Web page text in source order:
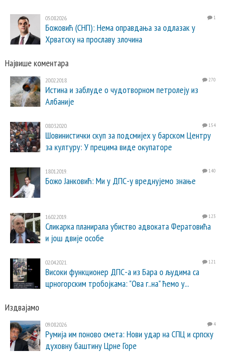
05.08.2026. 1
Божовић (СНП): Нема оправдања за одлазак у
Хрватску на прославу злочина
Највише коментара
20.02.2018. 270
Истина и заблуде о чудотворном петролеју из
Албаније
08.03.2020. 154
Шовинистички скуп за подсмијех у барском Центру
за културу: У прецима виде окупаторе
18.01.2019. 140
Божо Јанковић: Ми у ДПС-у вреднујемо знање
16.02.2019. 123
Сликарка планирала убиство адвоката Фератовића
и још двије особе
02.04.2021. 121
Високи функционер ДПС-а из Бара о људима са
црногорским тробојкама: "Ова г..на" ћемо у...
Издвајамо
09.08.2026. 4
Румија им поново смета: Нови удар на СПЦ и српску
духовну баштину Црне Горе